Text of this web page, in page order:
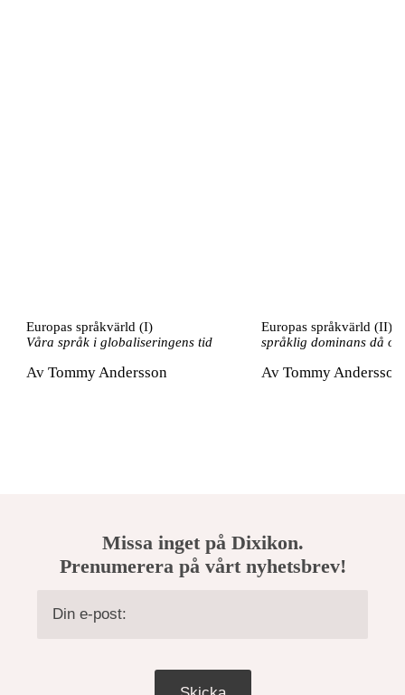
Europas språkvärld (I)
Våra språk i globaliseringens tid
Av Tommy Andersson
Europas språkvärld (II)
språklig dominans då
Av Tommy Andersson
Missa inget på Dixikon.
Prenumerera på vårt nyhetsbrev!